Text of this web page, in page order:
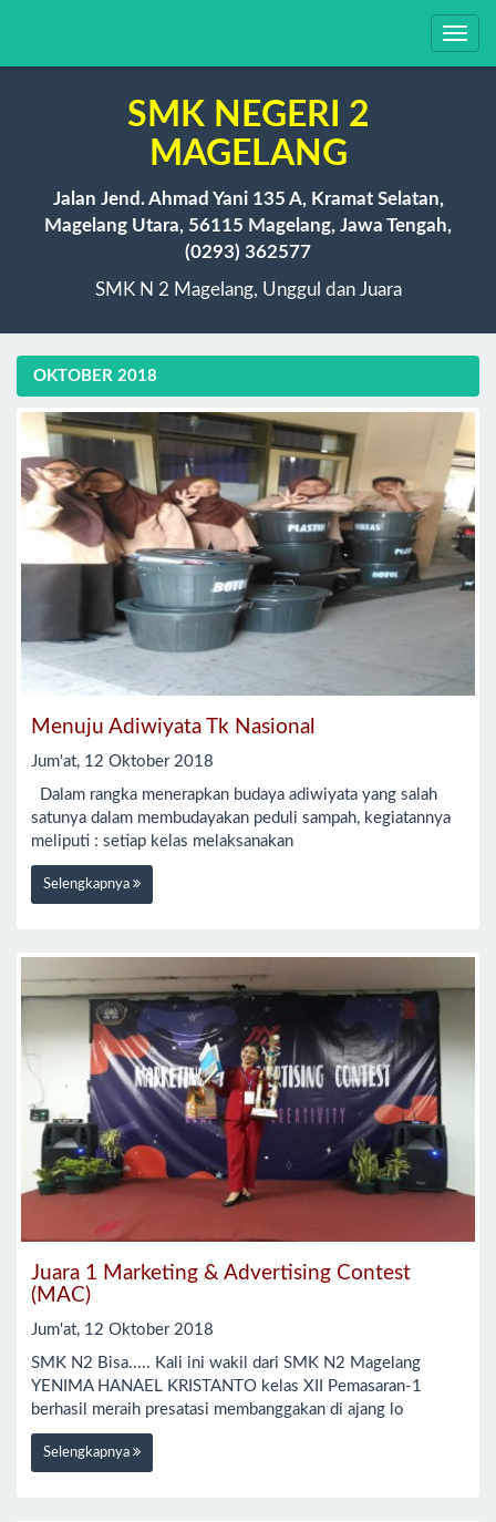
SMK NEGERI 2
MAGELANG
Jalan Jend. Ahmad Yani 135 A, Kramat Selatan,
Magelang Utara, 56115 Magelang, Jawa Tengah,
(0293) 362577
SMK N 2 Magelang, Unggul dan Juara
OKTOBER 2018
Menuju Adiwiyata Tk Nasional
Jum'at, 12 Oktober 2018
Dalam rangka menerapkan budaya adiwiyata yang salah
satunya dalam membudayakan peduli sampah, kegiatannya
meliputi : setiap kelas melaksanakan
Selengkapnya
Juara 1 Marketing & Advertising Contest
(MAC)
Jum'at, 12 Oktober 2018
SMK N2 Bisa..... Kali ini wakil dari SMK N2 Magelang
YENIMA HANAEL KRISTANTO kelas XII Pemasaran-1
berhasil meraih presatasi membanggakan di ajang lo
Selengkapnya